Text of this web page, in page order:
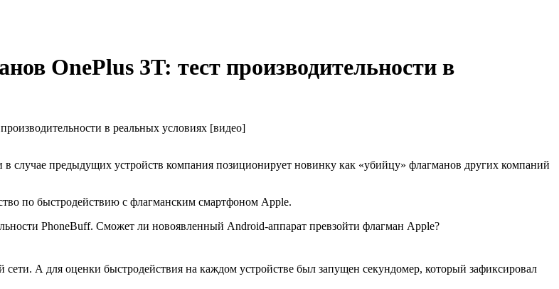
OnePlus 3T: тест производительности в
в реальных условиях [видео]
случае предыдущих устройств компания позиционирует новинку как «убийцу» флагманов других компаний
по быстродействию с флагманским смартфоном Apple.
PhoneBuff. Сможет ли новоявленный Android-аппарат превзойти флагман Apple?
А для оценки быстродействия на каждом устройстве был запущен секундомер, который зафиксировал